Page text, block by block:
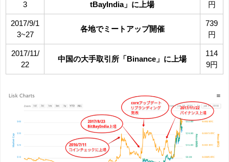
3
tBayIndia」に上場
円
2017/9/1
3~27
各地でミートアップ開催
739
円
2017/11/
22
中国の大手取引所「Binance」に上場
114
9円